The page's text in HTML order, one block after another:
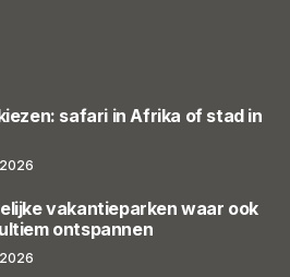
safari in Afrika of stad in
vakantieparken waar ook
ontspannen